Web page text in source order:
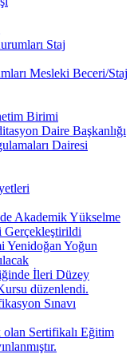
Staj
Mesleki Beceri/Staj
Birimi
Daire Başkanlığı
Dairesi
Akademik Yükselme
Gerçekleştirildi
Yenidoğan Yoğun
İleri Düzey
düzenlendi.
Sınavı
olan Sertifikalı Eğitim